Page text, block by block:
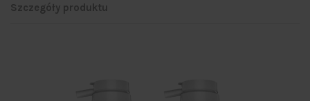
Szczegóły produktu